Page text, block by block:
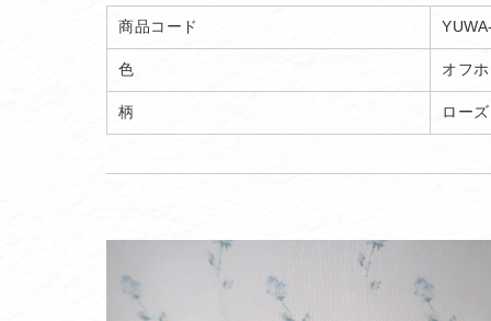
商品コード
色 オフ
柄 ロー